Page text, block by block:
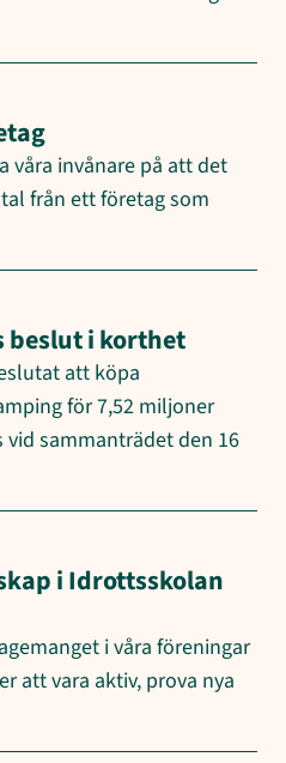
våra invånare på att det
från ett företag som
beslut i korthet
att köpa
för 7,52 miljoner
sammanträdet den 16
i Idrottsskolan
i våra föreningar
att vara aktiv, prova nya